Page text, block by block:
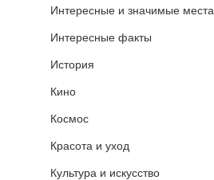
Интересные и значимые места
Интересные факты
История
Кино
Космос
Красота и уход
Культура и искусство